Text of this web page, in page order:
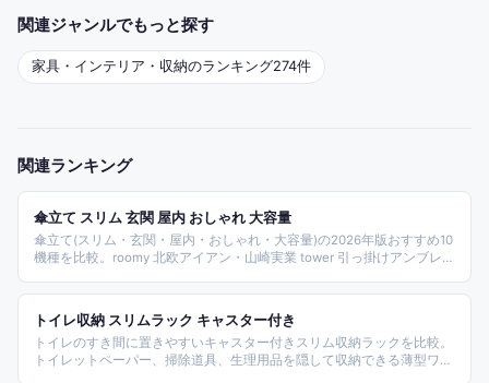
関連ジャンルでもっと探す
家具・インテリア・収納のランキング274件
関連ランキング
傘立て スリム 玄関 屋内 おしゃれ 大容量
傘立て(スリム・玄関・屋内・おしゃれ・大容量)の2026年版おすすめ10
機種を比較。roomy 北欧アイアン・山崎実業 tower 引っ掛けアンブレ
WORKS.・MARUSYOU スクエア・八番屋業務用・山崎smartマグネット
など、スリム/マグネット/陶器/業務用大容量タイプを横断選定した。
トイレ収納 スリムラック キャスター付き
トイレのすき間に置きやすいキャスター付きスリム収納ラックを比較。
トイレットペーパー、掃除道具、生理用品を隠して収納できる薄型ワゴ